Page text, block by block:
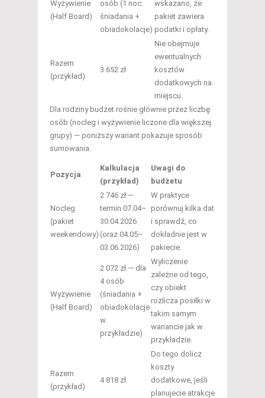
Wyżywienie
(Half Board)
osób (1 noc:
śniadania +
obiadokolacje)
wskazano, że
pakiet zawiera
podatki i opłaty.
Razem
(przykład)
3 652 zł
Nie obejmuje
ewentualnych
kosztów
dodatkowych na
miejscu.
Dla rodziny budżet rośnie głównie przez liczbę
osób (nocleg i wyżywienie liczone dla większej
grupy) — poniższy wariant pokazuje sposób
sumowania.
Pozycja
Kalkulacja
(przykład)
Uwagi do
budżetu
Nocleg
(pakiet
weekendowy)
2 746 zł —
termin 07.04–
30.04.2026
(oraz 04.05–
03.06.2026)
W praktyce
porównuj kilka dat
i sprawdź, co
dokładnie jest w
pakiecie.
Wyżywienie
(Half Board)
2 072 zł — dla
4 osób
(śniadania +
obiadokolacje
w
przykładzie)
Wyliczenie
zależne od tego,
czy obiekt
rozlicza posiłki w
takim samym
wariancie jak w
przykładzie.
Razem
(przykład)
4 818 zł
Do tego dolicz
koszty
dodatkowe, jeśli
planujecie atrakcje